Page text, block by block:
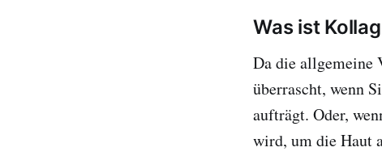
Was ist
Da die allgemeine
überrascht, wenn
aufträgt. Oder,
wird, um die Haut